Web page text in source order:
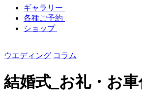
ギャラリー
各種ご予約
ショップ
ウエディング コラム
結婚式_お礼・お